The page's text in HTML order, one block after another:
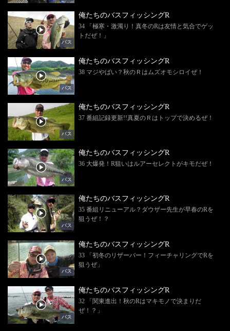
バス
俺たちのバスフィッシングR
34 「極寒・激濁り！真冬のRは友情と気合でゲッ
トだぜ！」
バス
俺たちのバスフィッシングR
38 マジやばい？秋のＲはムズオモシロイぜ！
バス
俺たちのバスフィッシングR
37 番組記録更新!!真夏のＲはトップで決めるぜ！
バス
俺たちのバスフィッシングR
36 大爆発！R狙いはルアーセレクトがキモだぜ！
バス
俺たちのバスフィッシングR
35 番組リニューアル？ダウザー先生が早春のRを
狙うぜ！？
バス
俺たちのバスフィッシングR
33 「初冬のリザーバー！フィーチャリングでRを
狙うぜ」
バス
俺たちのバスフィッシングR
32 「関東進出！秋のRはマキモノで決まりだ
ぜ！？」